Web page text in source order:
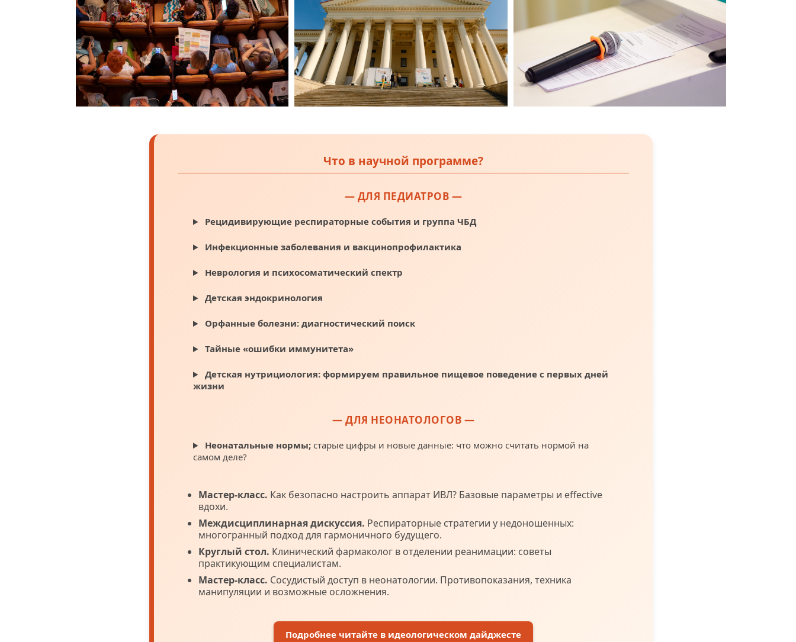
Что в научной программе?
— ДЛЯ ПЕДИАТРОВ —
Рецидивирующие респираторные события и группа ЧБД
Инфекционные заболевания и вакцинопрофилактика
Неврология и психосоматический спектр
Детская эндокринология
Орфанные болезни: диагностический поиск
Тайные «ошибки иммунитета»
Детская нутрициология: формируем правильное пищевое поведение с первых дней
жизни
— ДЛЯ НЕОНАТОЛОГОВ —
Неонатальные нормы; старые цифры и новые данные: что можно считать нормой на
самом деле?
Мастер-класс. Как безопасно настроить аппарат ИВЛ? Базовые параметры и effective
вдохи.
Междисциплинарная дискуссия. Респираторные стратегии у недоношенных:
многогранный подход для гармоничного будущего.
Круглый стол. Клинический фармаколог в отделении реанимации: советы
практикующим специалистам.
Мастер-класс. Сосудистый доступ в неонатологии. Противопоказания, техника
манипуляции и возможные осложнения.
Подробнее читайте в идеологическом дайджесте